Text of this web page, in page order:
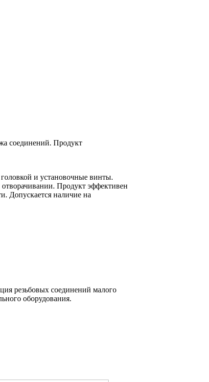
соединений. Продукт
и установочные винты.
Продукт эффективен
Допускается наличие на
резьбовых соединений малого
оборудования.